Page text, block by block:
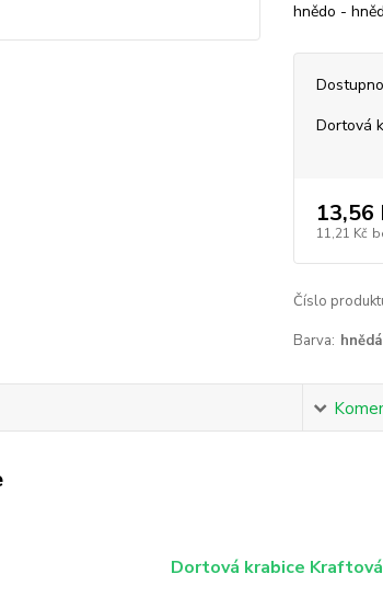
hnědo -
Dortová
13,56
11,21 Kč
Číslo
Barva: hnědá
Dortová krabice Kraftová